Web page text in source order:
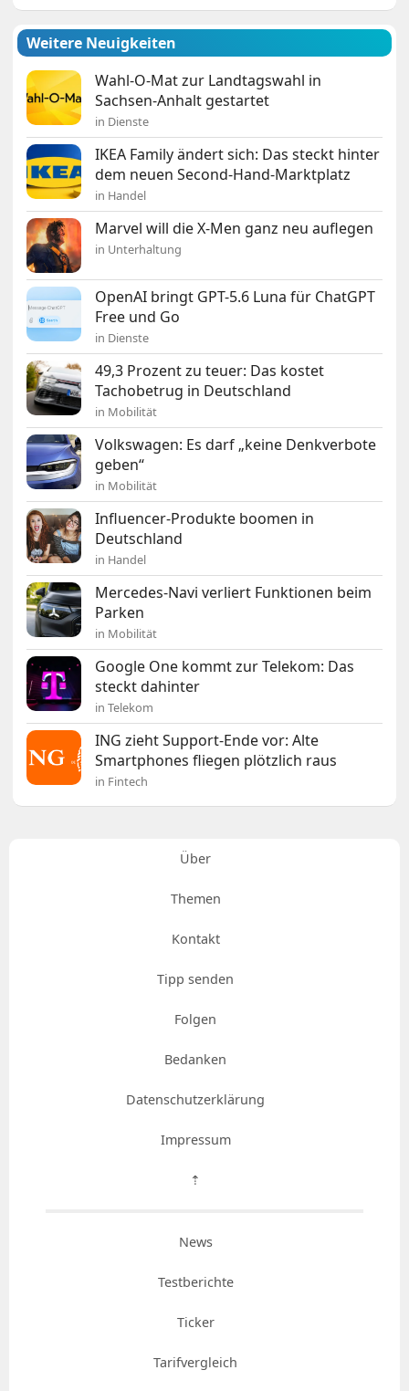
Weitere Neuigkeiten
Wahl-O-Mat zur Landtagswahl in
Sachsen-Anhalt gestartet
in Dienste
IKEA Family ändert sich: Das steckt hinter
dem neuen Second-Hand-Marktplatz
in Handel
Marvel will die X-Men ganz neu auflegen
in Unterhaltung
OpenAI bringt GPT-5.6 Luna für ChatGPT
Free und Go
in Dienste
49,3 Prozent zu teuer: Das kostet
Tachobetrug in Deutschland
in Mobilität
Volkswagen: Es darf „keine Denkverbote
geben“
in Mobilität
Influencer-Produkte boomen in
Deutschland
in Handel
Mercedes-Navi verliert Funktionen beim
Parken
in Mobilität
Google One kommt zur Telekom: Das
steckt dahinter
in Telekom
ING zieht Support-Ende vor: Alte
Smartphones fliegen plötzlich raus
in Fintech
Über
Themen
Kontakt
Tipp senden
Folgen
Bedanken
Datenschutzerklärung
Impressum
⇡
News
Testberichte
Ticker
Tarifvergleich